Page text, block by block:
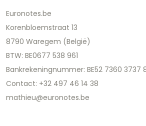
Euronotes.be
Korenbloemstraat 13
8790 Waregem (België)
BTW: BE0677 538 961
Bankrekeningnummer: BE52 7360 3737
Contact: +32 497 46 14 38
mathieu@euronotes.be